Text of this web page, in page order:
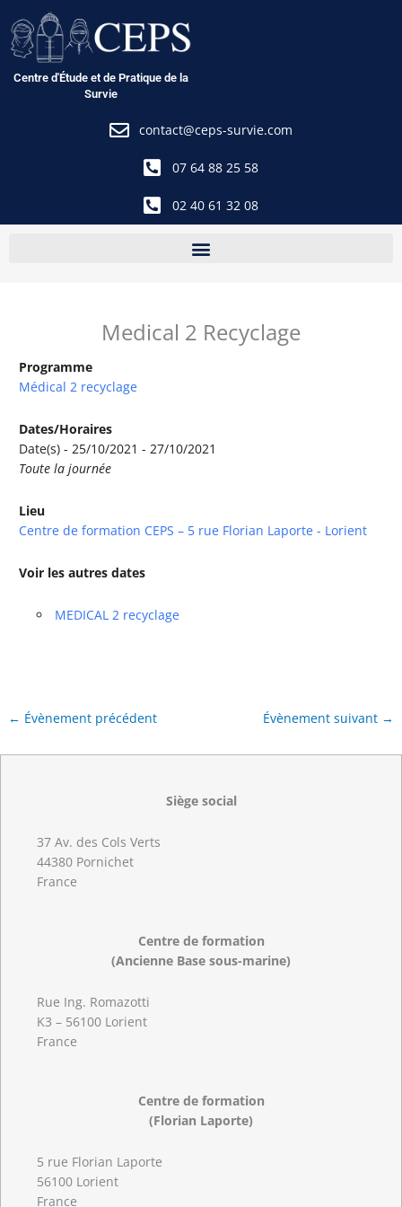
au
contenu
Centre d'Étude et de Pratique de la
Survie
contact@ceps-survie.com
07 64 88 25 58
02 40 61 32 08
Medical 2 Recyclage
Programme
Médical 2 recyclage
Dates/Horaires
Date(s) - 25/10/2021 - 27/10/2021
Toute la journée
Lieu
Centre de formation CEPS – 5 rue Florian Laporte - Lorient
Voir les autres dates
MEDICAL 2 recyclage
← Évènement précédent Évènement suivant →
Siège social
37 Av. des Cols Verts
44380 Pornichet
France
Centre de formation
(Ancienne Base sous-marine)
Rue Ing. Romazotti
K3 – 56100 Lorient
France
Centre de formation
(Florian Laporte)
5 rue Florian Laporte
56100 Lorient
France